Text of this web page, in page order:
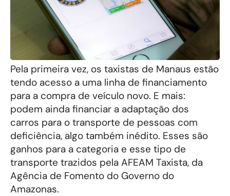
Pela primeira vez, os taxistas de Manaus estão
tendo acesso a uma linha de financiamento
para a compra de veículo novo. E mais:
podem ainda financiar a adaptação dos
carros para o transporte de pessoas com
deficiência, algo também inédito. Esses são
ganhos para a categoria e esse tipo de
transporte trazidos pela AFEAM Taxista, da
Agência de Fomento do Governo do
Amazonas.